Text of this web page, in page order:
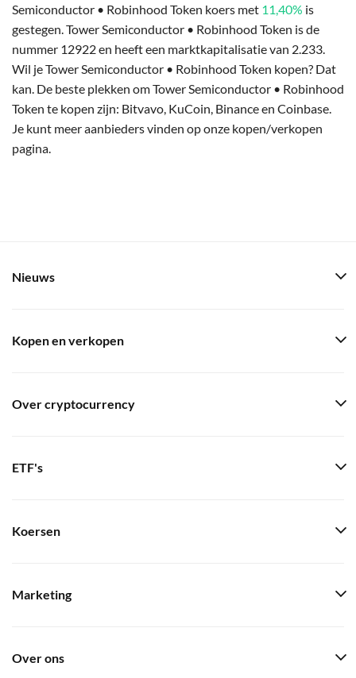
Semiconductor • Robinhood Token koers met 11,40% is
gestegen. Tower Semiconductor • Robinhood Token is de
nummer 12922 en heeft een marktkapitalisatie van 2.233.
Wil je Tower Semiconductor • Robinhood Token kopen? Dat
kan. De beste plekken om Tower Semiconductor • Robinhood
Token te kopen zijn: Bitvavo, KuCoin, Binance en Coinbase.
Je kunt meer aanbieders vinden op onze kopen/verkopen
pagina.
Nieuws
Kopen en verkopen
Over cryptocurrency
ETF's
Koersen
Marketing
Over ons